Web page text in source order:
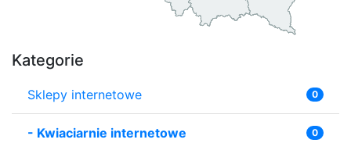
Kategorie
Sklepy internetowe 0
- Kwiaciarnie internetowe 0